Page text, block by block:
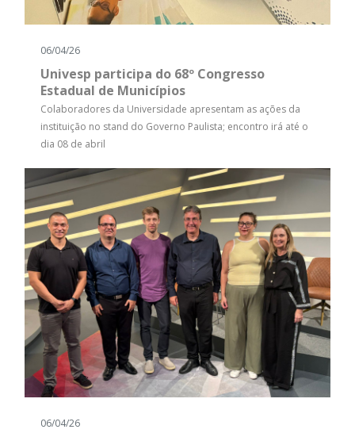
06/04/26
Univesp participa do 68º Congresso
Estadual de Municípios
Colaboradores da Universidade apresentam as ações da
instituição no stand do Governo Paulista; encontro irá até o
dia 08 de abril
06/04/26